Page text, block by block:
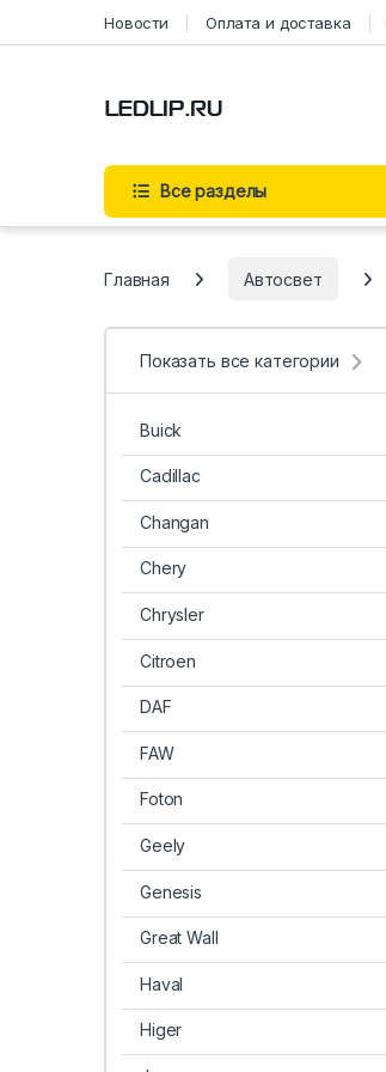
Перейти к содержимому
Новости Оплата и доставка
Все разделы
Главная Автосвет
Показать все категории
Buick
Cadillac
Changan
Chery
Chrysler
Citroen
DAF
FAW
Foton
Geely
Genesis
Great Wall
Haval
Higer